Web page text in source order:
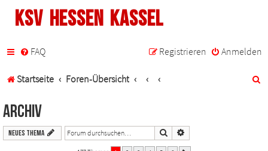
KSV Hessen Kassel
FAQ Anmelden
Registrieren
Startseite Foren-Übersicht
Archiv
Neues Thema Suche